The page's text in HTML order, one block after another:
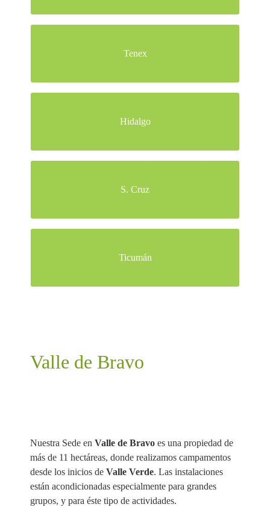
Tenex
Hidalgo
S. Cruz
Ticumán
Más información
Valle de Bravo
Nuestra Sede en Valle de Bravo es una propiedad de
más de 11 hectáreas, donde realizamos campamentos
desde los inicios de Valle Verde. Las instalaciones
están acondicionadas especialmente para grandes
grupos, y para éste tipo de actividades.